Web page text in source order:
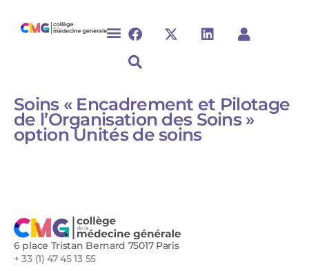
Soins « Encadrement et Pilotage
de l’Organisation des Soins »
option Unités de soins
6 place Tristan Bernard 75017 Paris
+ 33 (1) 47 45 13 55